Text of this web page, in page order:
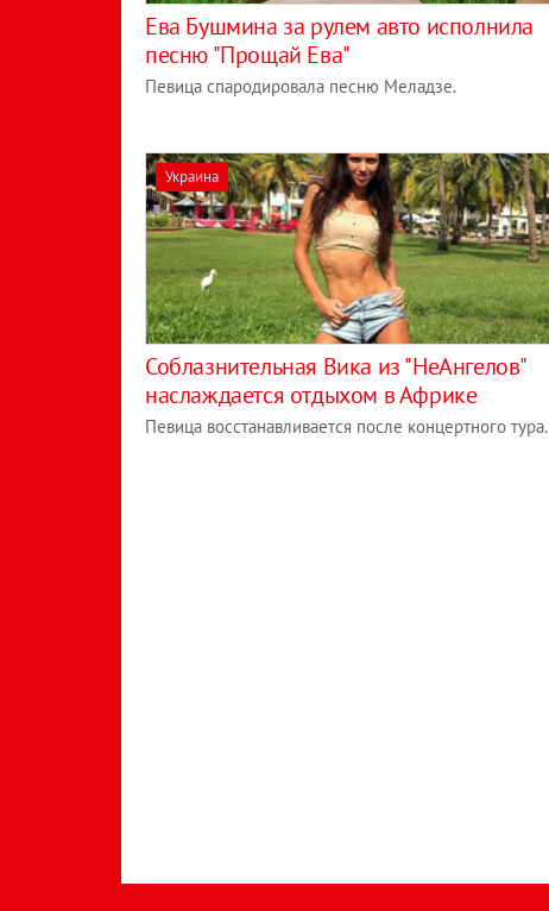
Ева Бушмина за рулем авто исполнила
песню "Прощай Ева"
Певица спародировала песню Меладзе.
Украина
Соблазнительная Вика из "НеАнгелов"
наслаждается отдыхом в Африке
Певица восстанавливается после концертного тура.